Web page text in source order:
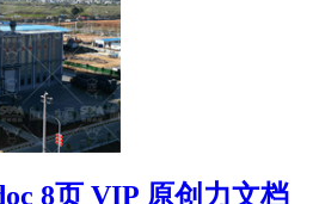
8页 VIP 原创力文档